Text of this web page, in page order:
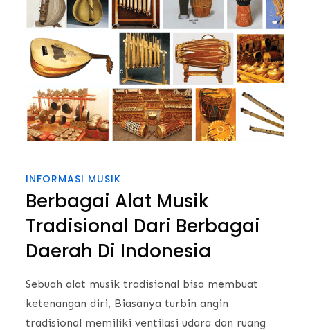
INFORMASI MUSIK
Berbagai Alat Musik
Tradisional Dari Berbagai
Daerah Di Indonesia
Sebuah alat musik tradisional bisa membuat
ketenangan diri, Biasanya turbin angin
tradisional memiliki ventilasi udara dan ruang